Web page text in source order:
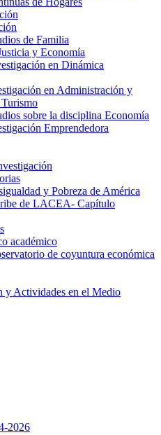
de Familia
y Economía
en Dinámica
en Administración y
sobre la disciplina Economía
Emprendedora
y Pobreza de América
de LACEA- Capítulo
académico
de coyuntura económica
y Actividades en el Medio
2026